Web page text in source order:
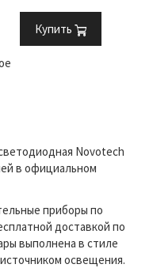
Купить
Novotech
в официальном
приборы по
доставкой по
выполнена в стиле
освещения.